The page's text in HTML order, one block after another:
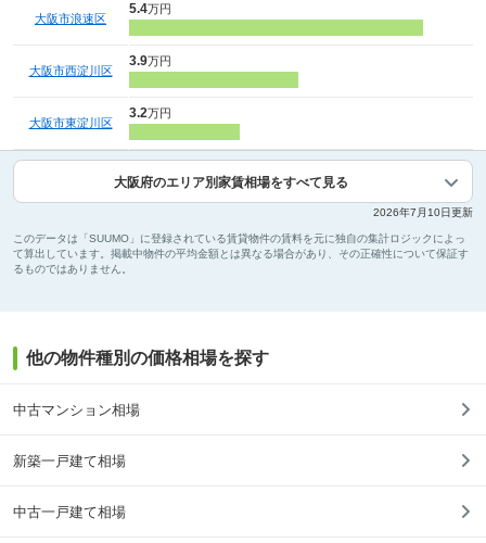
大阪市浪速区
5.4万円
大阪市西淀川区
3.9万円
大阪市東淀川区
3.2万円
大阪府のエリア別家賃相場をすべて見る
2026年7月10日更新
このデータは「SUUMO」に登録されている賃貸物件の賃料を元に独自の集計ロジックによっ
て算出しています。掲載中物件の平均金額とは異なる場合があり、その正確性について保証す
るものではありません。
他の物件種別の価格相場を探す
中古マンション相場
新築一戸建て相場
中古一戸建て相場